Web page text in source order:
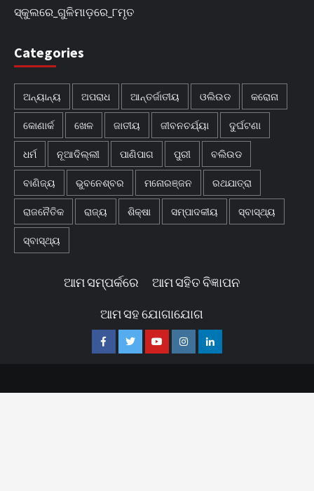
ସ୍କୁଲରେ_ଗୁଳିମାଡ଼ରେ_୮ମୃତ
Categories
ଅନ୍ୟାନ୍ୟ ଅପରାଧ ଆନ୍ତର୍ଜାତୀୟ ଓଲିଉଡ କରୋନା
କୋଣାର୍କ ଖେଳ ଜାତୀୟ ଜୀବନଚର୍ଯ୍ୟା ଦୁର୍ଘଟଣା
ଧର୍ମ ନୂଆଦିଲ୍ଲୀ ପାଣିପାଗ ପୁରୀ ବଲିଉଡ
ବାଣିଜ୍ୟ ଭୁବନେଶ୍ବର ମନୋରଞ୍ଜନ ରଥଯାତ୍ରା
ରାଜନୈତିକ ରାଜ୍ୟ ଶିକ୍ଷା ସମ୍ପାଦକୀୟ ସ୍ବାସ୍ଥ୍ୟ
ସ୍ବାସ୍ଥ୍ୟ
ଆମ ସମ୍ପର୍କରେ ଆମ ସହିତ ବିଜ୍ଞାପନ
ଆମ ସହ ଯୋଗାଯୋଗ
FacebookTwitterYoutubeInstagramLinkedin